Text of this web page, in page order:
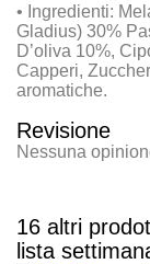
• Ingredienti:
Gladius) 30%
D’oliva 10%,
Capperi,
aromatiche.
Revisione
Nessuna
16 altri
lista